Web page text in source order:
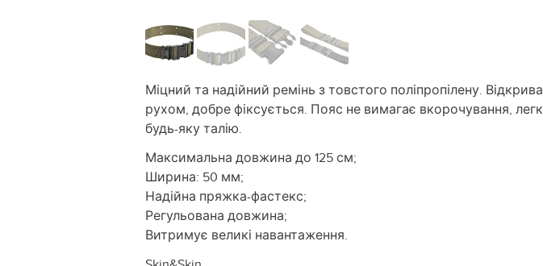
Міцний та надійний ремінь з товстого поліпропілену.
рухом, добре фіксується. Пояс не вимагає вкорочування,
будь-яку талію.
Максимальна довжина до 125 см;
Ширина: 50 мм;
Надійна пряжка-фастекс;
Регульована довжина;
Витримує великі навантаження.